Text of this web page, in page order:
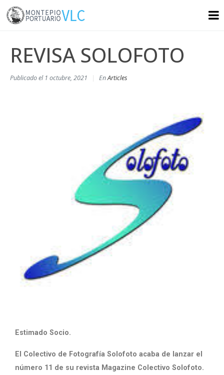
REVISA SOLOFOTO
Publicado el 1 octubre, 2021 EnArticles
Estimado Socio.
El Colectivo de Fotografía Solofoto acaba de lanzar el
número 11 de su revista Magazine Colectivo Solofoto.